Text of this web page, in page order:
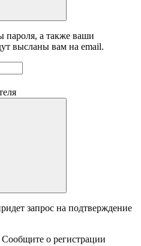
пароля, а также ваши
высланы вам на email.
запрос на подтверждение
о регистрации